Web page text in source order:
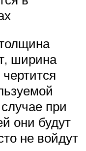
ширина
при
они будут
не войдут